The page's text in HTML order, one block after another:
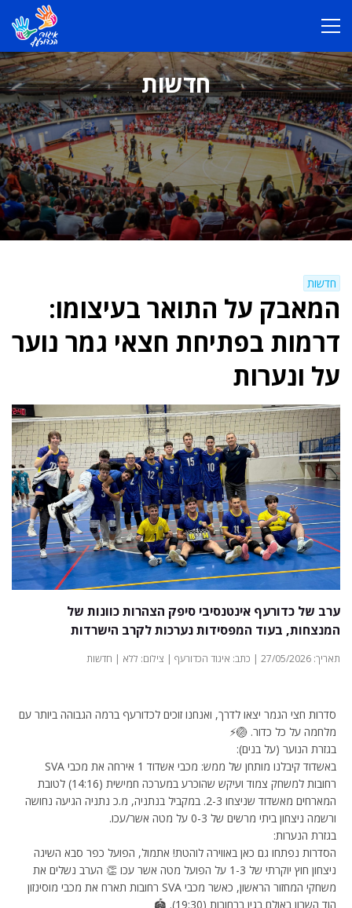
חדשות
חדשות
המאבק על התואר בעיצומו:
דרמות בפתיחת חצאי גמר נוער
על ונערות
ערב של כדורעף אינטנסיבי סיפק הצהרות כוונות של
המנצחות, בעוד המפסידות נערכות לקרב הישרדות
תאריך: 27/05/2026 | כתב: איגוד הכדורעף | צילום: ללא | חדשות
סדרות חצי הגמר יצאו לדרך, ואנחנו זוכים לכדורעף ברמה הגבוהה ביותר עם
מלחמה על כל כדור. 🏐⚡️
בגזרת הנוער (על בנים):
באשדוד קיבלנו מותחן של ממש: מכבי אשדוד 1 אירחה את מכבי SVA
רחובות למשחק צמוד ועיקש שהוכרע במערכה חמישית (14:16) לטובת
המארחים מאשדוד שניצחו 2-3. במקביל בנתניה, מ.כ נתניה הגיעה נחושה
ורשמה ניצחון ביתי מרשים של 0-3 על מטה אשר/עכו.️
בגזרת הנערות:
הסדרות נפתחו גם כאן באווירה לוהטת! אתמול, הפועל כפר סבא השיגה
ניצחון חוץ יוקרתי של 1-3 על הפועל מטה אשר עכו 👏 הערב נשלים את
משחקי המחזור הראשון, כאשר מכבי SVA רחובות תארח את מכבי מוסינזון
הוד השרון באולם בגין ברחובות (19:30). 🏟️